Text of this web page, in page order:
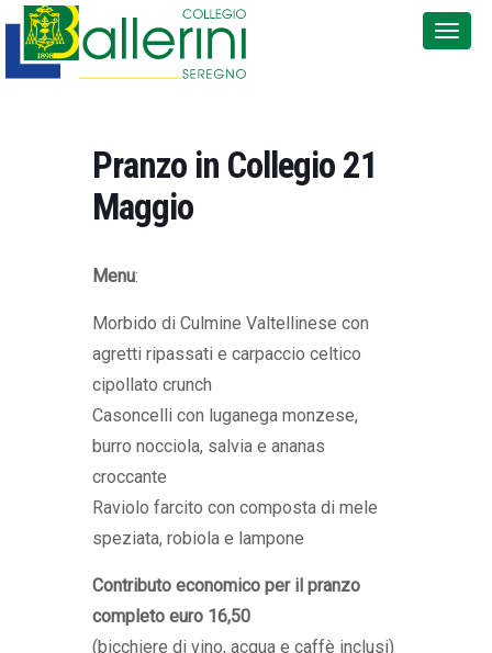
Pranzo in Collegio 21
Maggio
Menu:
Morbido di Culmine Valtellinese con
agretti ripassati e carpaccio celtico
cipollato crunch
Casoncelli con luganega monzese,
burro nocciola, salvia e ananas
croccante
Raviolo farcito con composta di mele
speziata, robiola e lampone
Contributo economico per il pranzo
completo euro 16,50
(bicchiere di vino, acqua e caffè inclusi)